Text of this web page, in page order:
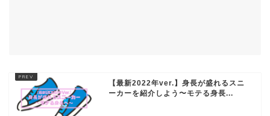
【最新2022年ver.】身長が盛れるスニ
ーカーを紹介しよう〜モテる身長...